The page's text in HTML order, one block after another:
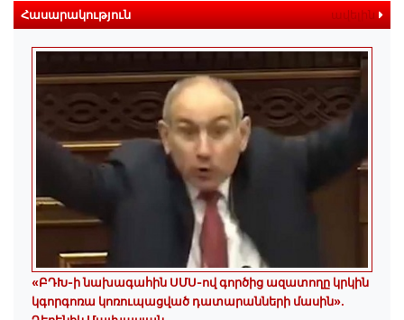
Հասարակություն ավելին
«ԲԴԽ-ի նախագահին ՍՄՍ-ով գործից ազատողը կրկին
կգորգոռա կոռուպացված դատարանների մասին».